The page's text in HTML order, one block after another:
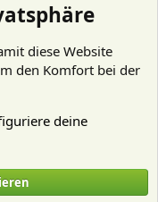
diese Website
den Komfort bei der
deine